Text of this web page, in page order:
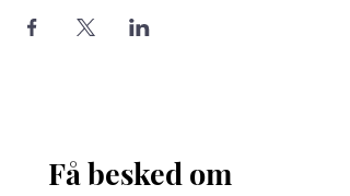
Få besked om